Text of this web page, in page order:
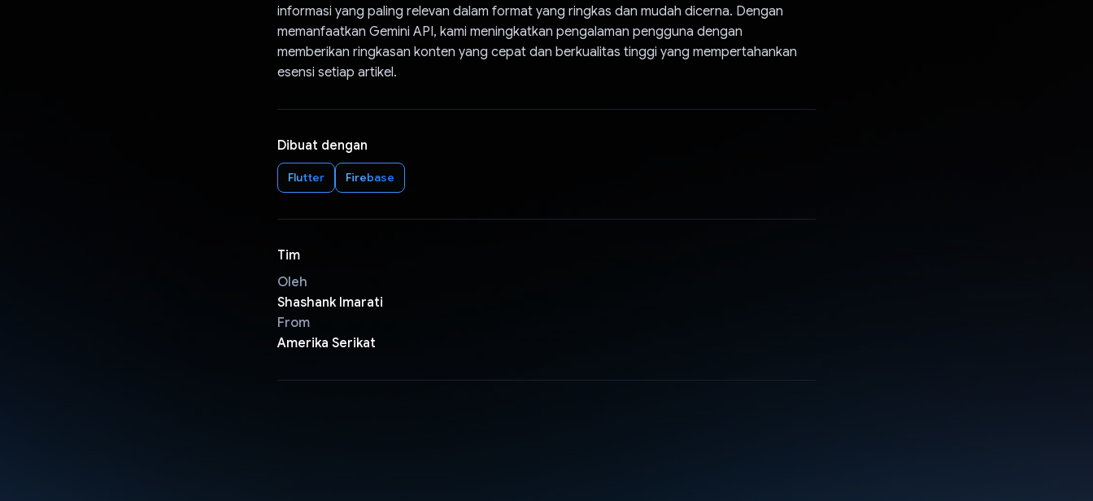
informasi yang paling relevan dalam format yang ringkas dan mudah dicerna. Dengan
memanfaatkan Gemini API, kami meningkatkan pengalaman pengguna dengan
memberikan ringkasan konten yang cepat dan berkualitas tinggi yang mempertahankan
esensi setiap artikel.
Dibuat dengan
Flutter Firebase
Tim
Oleh
Shashank Imarati
From
Amerika Serikat